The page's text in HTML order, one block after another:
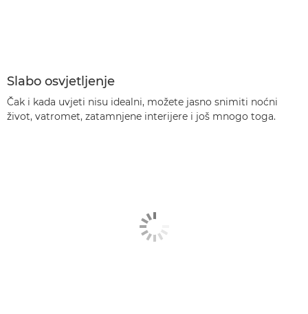
Slabo osvjetljenje
Čak i kada uvjeti nisu idealni, možete jasno snimiti noćni
život, vatromet, zatamnjene interijere i još mnogo toga.